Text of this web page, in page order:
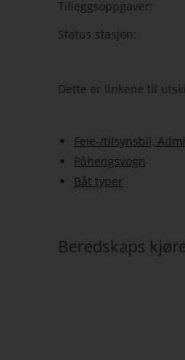
Tilleggsoppgaver:
Status stasjon:
Dette er linkene til
Feie-/tilsynsbil,
Påhengsvogn
Båt typer
Beredskaps